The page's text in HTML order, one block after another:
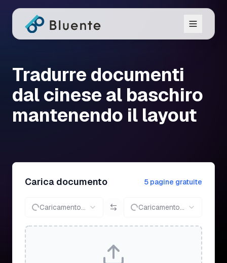
Tradurre documenti
dal cinese al baschiro
mantenendo il layout
Carica documento 5 pagine gratuite
Caricamento... Caricamento...